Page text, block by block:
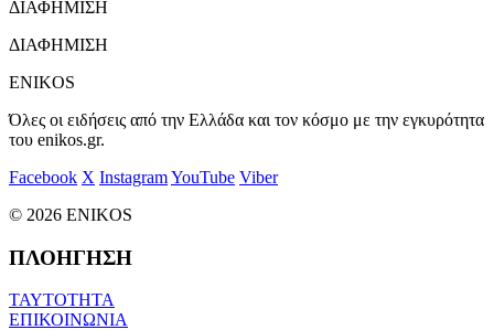
ΔΙΑΦΗΜΙΣΗ
ΔΙΑΦΗΜΙΣΗ
ENIKOS
Όλες οι ειδήσεις από την Ελλάδα και τον κόσμο με την εγκυρότητα
του enikos.gr.
Facebook X InstagramYouTube Viber
© 2026 ENIKOS
ΠΛΟΗΓΗΣΗ
ΤΑΥΤΟΤΗΤΑ
ΕΠΙΚΟΙΝΩΝΙΑ